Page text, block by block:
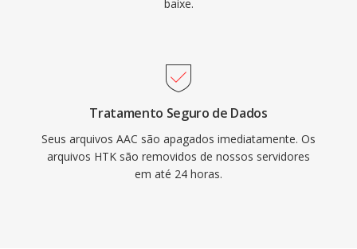
baixe.
Tratamento Seguro de Dados
Seus arquivos AAC são apagados imediatamente. Os
arquivos HTK são removidos de nossos servidores
em até 24 horas.